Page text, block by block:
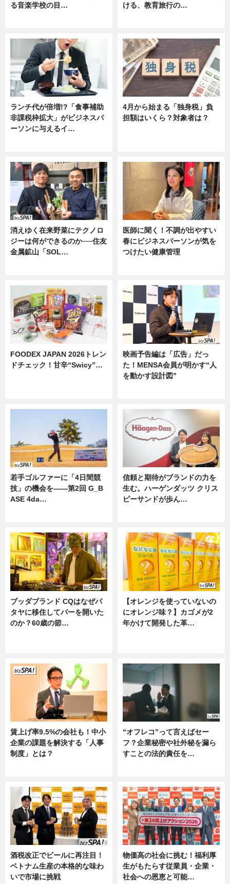
る音楽学校の目…
ける、教育旅行の…
ランチ代が倍増!?「食事補助
非課税枠拡大」がビジネスパ
ーソンに与えるイ…
4月から始まる「独身税」負
担額はいくら？対象者は？
消えゆく在来野菜にテクノロ
ジーは何ができるのか──住友
金属鉱山「SOL…
医師に聞く！不調が出やすい
春にビジネスパーソンが気を
つけたい健康管理
FOODEX JAPAN 2026トレン
ドチェック！甘辛“Swicy”…
映画予告編は「広告」だっ
た！MENSA会員が明かす“人
を動かす設計図”
若手ゴルファーに「4日間競
技」の機会を——第2回 G_B
ASE 4da…
信頼と期待がブランドの力を
生む。ハーゲンダッツ クリス
ピーサンドが歩ん…
ブッダブランド CQはなぜパ
タヤに移住してバーを開いた
のか？60歳の節…
【オレンジを使っていないの
にオレンジ味？】カゴメが2
年かけて開発した革…
賃上げ率9.5%の会社も！中小
企業の課題を解決する「人事
制度」とは？
“オフレコ”って言えばセー
フ？企業秘密や社外秘を漏ら
すことの法的責任を…
酒税改正でビールに再注目！
ベトナム生産の本格的な味わ
いで市場に挑戦
物価高の社会に挑む！福利厚
生がもたらす従業員・企業・
社会への恩恵と可能…